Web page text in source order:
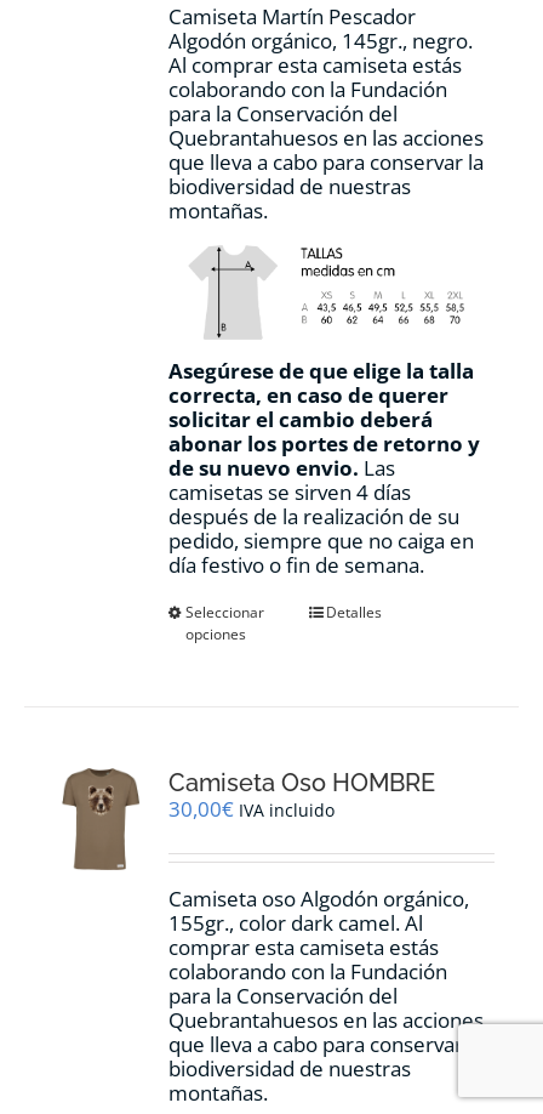
de
producto
Camiseta Martín Pescador
Algodón orgánico, 145gr., negro.
Al comprar esta camiseta estás
colaborando con la Fundación
para la Conservación del
Quebrantahuesos en las acciones
que lleva a cabo para conservar la
biodiversidad de nuestras
montañas.
Asegúrese de que elige la talla
correcta, en caso de querer
solicitar el cambio deberá
abonar los portes de retorno y
de su nuevo envio. Las
camisetas se sirven 4 días
después de la realización de su
pedido, siempre que no caiga en
día festivo o fin de semana.
Seleccionar
opciones
Este
se
pueden
en
página
de
producto
Detalles
Camiseta Oso HOMBRE
30,00€ IVA incluido
Camiseta oso Algodón orgánico,
155gr., color dark camel. Al
comprar esta camiseta estás
colaborando con la Fundación
para la Conservación del
Quebrantahuesos en las acciones
que lleva a cabo para conservar la
biodiversidad de nuestras
montañas.